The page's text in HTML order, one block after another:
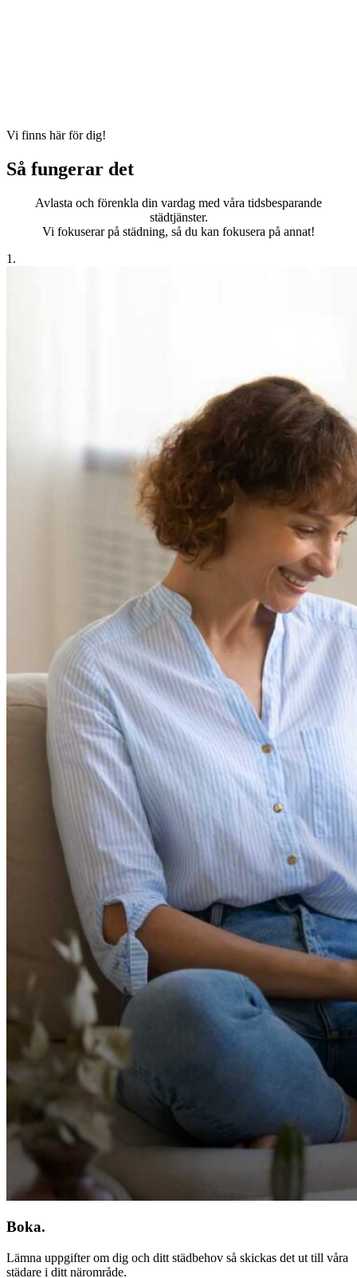
Vi finns här för dig!
Så fungerar det
Avlasta och förenkla din vardag med våra tidsbesparande
städtjänster.
Vi fokuserar på städning, så du kan fokusera på annat!
1.
Boka.
Lämna uppgifter om dig och ditt städbehov så skickas det ut till våra
städare i ditt närområde.